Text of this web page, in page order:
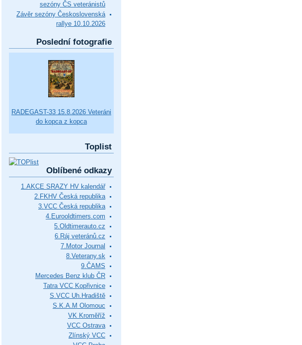
sezóny ČS veteránistů
Závěr sezóny Československá
rallye 10.10.2026
Poslední fotografie
RADEGAST-33 15.8.2026 Veteráni
do kopca z kopca
Toplist
Oblíbené odkazy
1.AKCE SRAZY HV kalendář
2.FKHV Česká republika
3.VCC Česká republika
4.Eurooldtimers.com
5.Oldtimerauto.cz
6.Ráj veteránů.cz
7.Motor Journal
8.Veterany.sk
9.ČAMS
Mercedes Benz klub ČR
Tatra VCC Kopřivnice
S.VCC Uh.Hradiště
S.K.A.M Olomouc
VK Kroměříž
VCC Ostrava
Zlínský VCC